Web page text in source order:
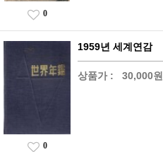
0
1959년 세계연감
상품가 : 30,000원
0